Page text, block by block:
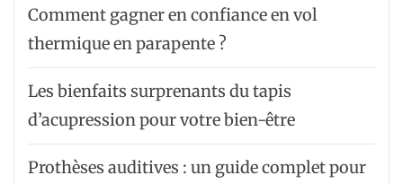
Comment gagner en confiance en vol
thermique en parapente ?
Les bienfaits surprenants du tapis
d’acupression pour votre bien-être
Prothèses auditives : un guide complet pour